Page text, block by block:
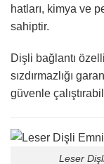
hatları, kimya ve
sahiptir.
Dişli bağlantı
sızdırmazlığı
güvenle
Leser